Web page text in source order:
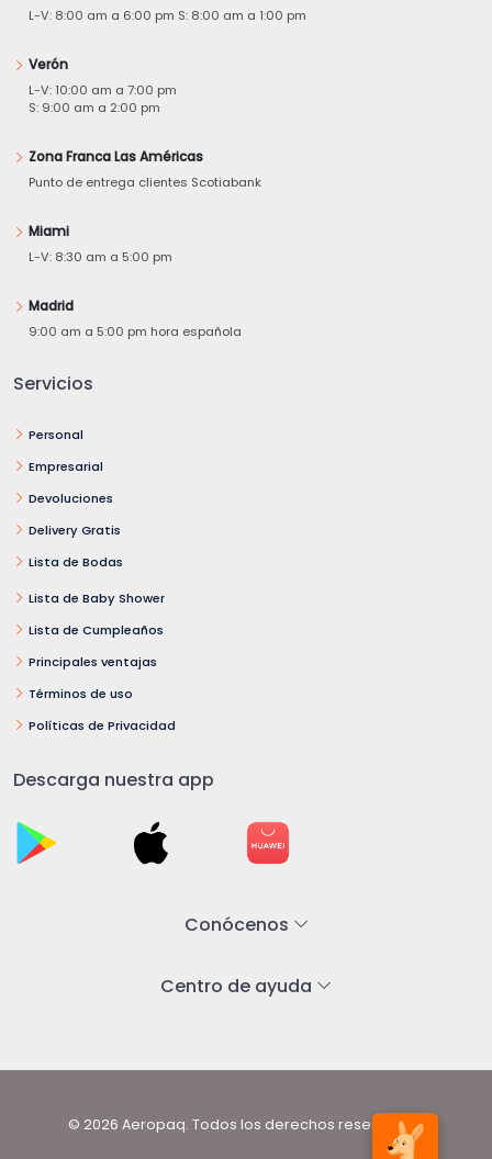
L-V: 8:00 am a 6:00 pm S: 8:00 am a 1:00 pm
Verón
L-V: 10:00 am a 7:00 pm
S: 9:00 am a 2:00 pm
Zona Franca Las Américas
Punto de entrega clientes Scotiabank
Miami
L-V: 8:30 am a 5:00 pm
Madrid
9:00 am a 5:00 pm hora española
Servicios
Personal
Empresarial
Devoluciones
Delivery Gratis
Lista de Bodas
Lista de Baby Shower
Lista de Cumpleaños
Principales ventajas
Términos de uso
Políticas de Privacidad
Descarga nuestra app
Conócenos
Centro de ayuda
© 2026 Aeropaq. Todos los derechos reservados.